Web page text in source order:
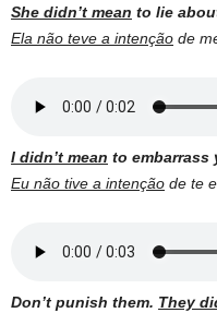
She didn’t mean to lie
Ela não teve a intenção de
I didn’t mean to embarrass
Eu não tive a intenção de te
Don’t punish them. They